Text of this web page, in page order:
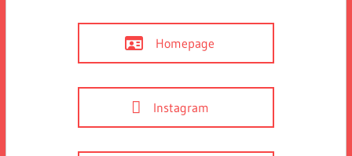
Homepage
Instagram